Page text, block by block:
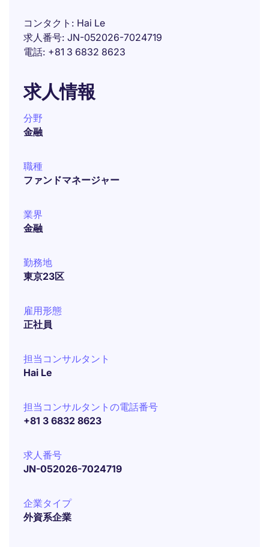
コンタクト
Hai Le
求人番号 JN-052026-7024719
電話 +81 3 6832 8623
求人情報
分野
金融
職種
ファンドマネージャー
業界
金融
勤務地
東京23区
雇用形態
正社員
担当コンサルタント
Hai Le
担当コンサルタントの電話番号
+81 3 6832 8623
求人番号
JN-052026-7024719
企業タイプ
外資系企業